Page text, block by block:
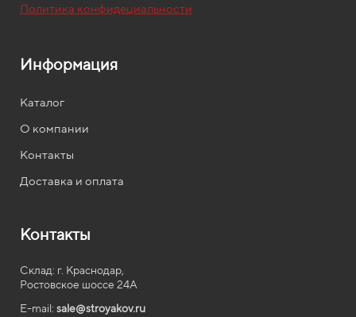
Политика конфидециальности
Информация
Каталог
О компании
Контакты
Доставка и оплата
Контакты
Склад: г. Краснодар,
Ростовское шоссе 24А
E-mail: sale@stroyakov.ru